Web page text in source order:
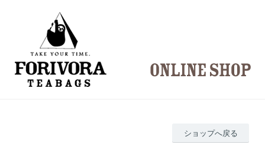
ショップへ戻る